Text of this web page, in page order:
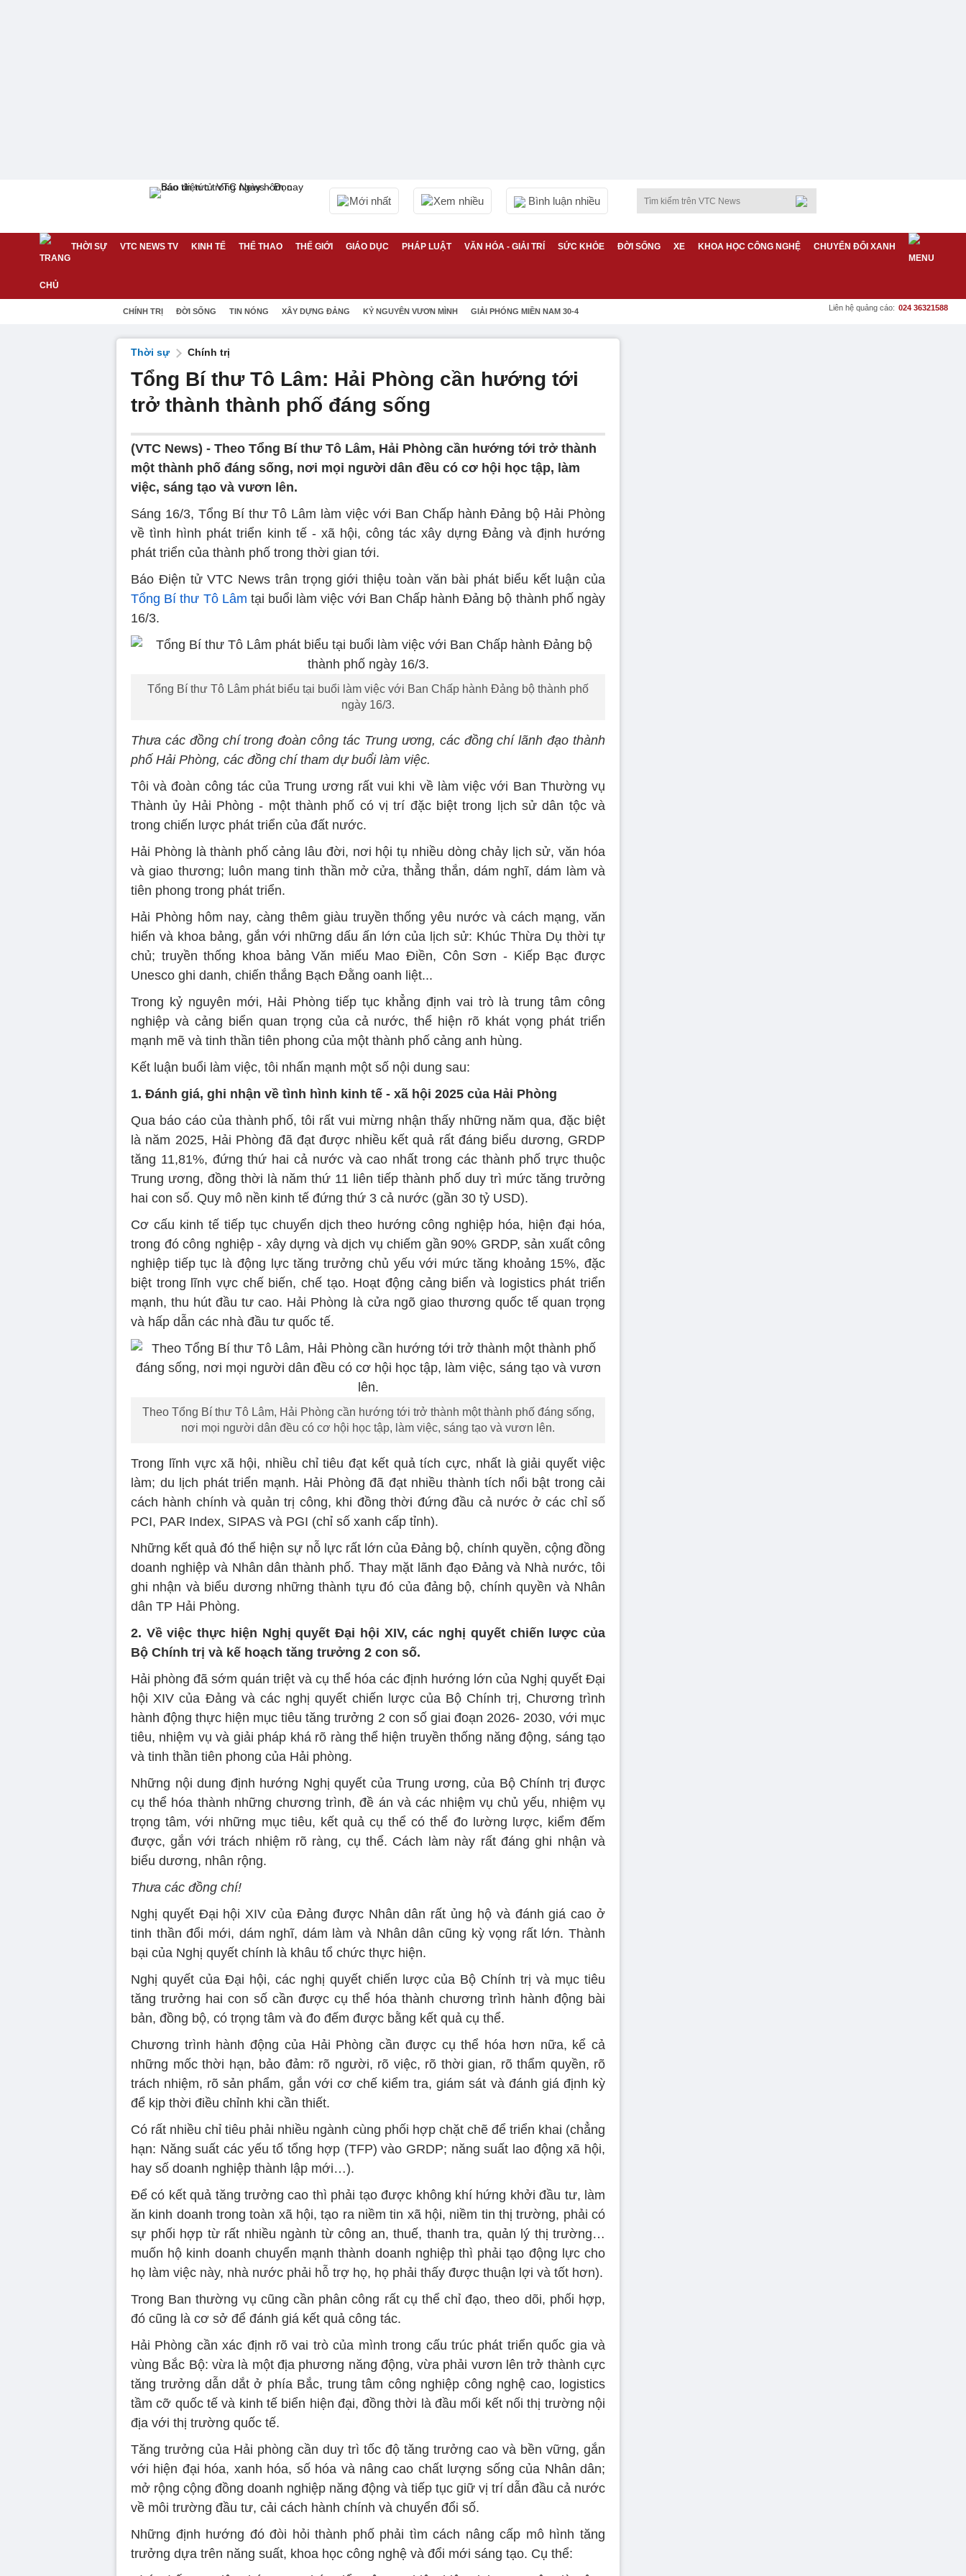
Mới nhất Xem nhiều Bình luận nhiều
THỜI SỰ VTC NEWS TV KINH TẾ THỂ THAO THẾ GIỚI GIÁO DỤC PHÁP LUẬT VĂN HÓA - GIẢI TRÍ SỨC KHỎE ĐỜI SỐNG XE KHOA HỌC CÔNG NGHỆ CHUYỂN ĐỔI XANH
CHÍNH TRỊ ĐỜI SỐNG TIN NÓNG XÂY DỰNG ĐẢNG KỶ NGUYÊN VƯƠN MÌNH GIẢI PHÓNG MIỀN NAM 30-4 Liên hệ quảng cáo: 024 36321588
Thời sự Chính trị
Tổng Bí thư Tô Lâm: Hải Phòng cần hướng tới
trở thành thành phố đáng sống
(VTC News) - Theo Tổng Bí thư Tô Lâm, Hải Phòng cần hướng tới trở thành
một thành phố đáng sống, nơi mọi người dân đều có cơ hội học tập, làm
việc, sáng tạo và vươn lên.
Sáng 16/3, Tổng Bí thư Tô Lâm làm việc với Ban Chấp hành Đảng bộ Hải Phòng
về tình hình phát triển kinh tế - xã hội, công tác xây dựng Đảng và định hướng
phát triển của thành phố trong thời gian tới.
Báo Điện tử VTC News trân trọng giới thiệu toàn văn bài phát biểu kết luận của
Tổng Bí thư Tô Lâm tại buổi làm việc với Ban Chấp hành Đảng bộ thành phố ngày
16/3.
Tổng Bí thư Tô Lâm phát biểu tại buổi làm việc với Ban Chấp hành Đảng bộ thành phố
ngày 16/3.
Thưa các đồng chí trong đoàn công tác Trung ương, các đồng chí lãnh đạo thành
phố Hải Phòng, các đồng chí tham dự buổi làm việc.
Tôi và đoàn công tác của Trung ương rất vui khi về làm việc với Ban Thường vụ
Thành ủy Hải Phòng - một thành phố có vị trí đặc biệt trong lịch sử dân tộc và
trong chiến lược phát triển của đất nước.
Hải Phòng là thành phố cảng lâu đời, nơi hội tụ nhiều dòng chảy lịch sử, văn hóa
và giao thương; luôn mang tinh thần mở cửa, thẳng thắn, dám nghĩ, dám làm và
tiên phong trong phát triển.
Hải Phòng hôm nay, càng thêm giàu truyền thống yêu nước và cách mạng, văn
hiến và khoa bảng, gắn với những dấu ấn lớn của lịch sử: Khúc Thừa Dụ thời tự
chủ; truyền thống khoa bảng Văn miếu Mao Điền, Côn Sơn - Kiếp Bạc được
Unesco ghi danh, chiến thắng Bạch Đằng oanh liệt...
Trong kỷ nguyên mới, Hải Phòng tiếp tục khẳng định vai trò là trung tâm công
nghiệp và cảng biển quan trọng của cả nước, thể hiện rõ khát vọng phát triển
mạnh mẽ và tinh thần tiên phong của một thành phố cảng anh hùng.
Kết luận buổi làm việc, tôi nhấn mạnh một số nội dung sau:
1. Đánh giá, ghi nhận về tình hình kinh tế - xã hội 2025 của Hải Phòng
Qua báo cáo của thành phố, tôi rất vui mừng nhận thấy những năm qua, đặc biệt
là năm 2025, Hải Phòng đã đạt được nhiều kết quả rất đáng biểu dương, GRDP
tăng 11,81%, đứng thứ hai cả nước và cao nhất trong các thành phố trực thuộc
Trung ương, đồng thời là năm thứ 11 liên tiếp thành phố duy trì mức tăng trưởng
hai con số. Quy mô nền kinh tế đứng thứ 3 cả nước (gần 30 tỷ USD).
Cơ cấu kinh tế tiếp tục chuyển dịch theo hướng công nghiệp hóa, hiện đại hóa,
trong đó công nghiệp - xây dựng và dịch vụ chiếm gần 90% GRDP, sản xuất công
nghiệp tiếp tục là động lực tăng trưởng chủ yếu với mức tăng khoảng 15%, đặc
biệt trong lĩnh vực chế biến, chế tạo. Hoạt động cảng biển và logistics phát triển
mạnh, thu hút đầu tư cao. Hải Phòng là cửa ngõ giao thương quốc tế quan trọng
và hấp dẫn các nhà đầu tư quốc tế.
Theo Tổng Bí thư Tô Lâm, Hải Phòng cần hướng tới trở thành một thành phố đáng sống,
nơi mọi người dân đều có cơ hội học tập, làm việc, sáng tạo và vươn lên.
Trong lĩnh vực xã hội, nhiều chỉ tiêu đạt kết quả tích cực, nhất là giải quyết việc
làm; du lịch phát triển mạnh. Hải Phòng đã đạt nhiều thành tích nổi bật trong cải
cách hành chính và quản trị công, khi đồng thời đứng đầu cả nước ở các chỉ số
PCI, PAR Index, SIPAS và PGI (chỉ số xanh cấp tỉnh).
Những kết quả đó thể hiện sự nỗ lực rất lớn của Đảng bộ, chính quyền, cộng đồng
doanh nghiệp và Nhân dân thành phố. Thay mặt lãnh đạo Đảng và Nhà nước, tôi
ghi nhận và biểu dương những thành tựu đó của đảng bộ, chính quyền và Nhân
dân TP Hải Phòng.
2. Về việc thực hiện Nghị quyết Đại hội XIV, các nghị quyết chiến lược của
Bộ Chính trị và kế hoạch tăng trưởng 2 con số.
Hải phòng đã sớm quán triệt và cụ thể hóa các định hướng lớn của Nghị quyết Đại
hội XIV của Đảng và các nghị quyết chiến lược của Bộ Chính trị, Chương trình
hành động thực hiện mục tiêu tăng trưởng 2 con số giai đoạn 2026- 2030, với mục
tiêu, nhiệm vụ và giải pháp khá rõ ràng thể hiện truyền thống năng động, sáng tạo
và tinh thần tiên phong của Hải phòng.
Những nội dung định hướng Nghị quyết của Trung ương, của Bộ Chính trị được
cụ thể hóa thành những chương trình, đề án và các nhiệm vụ chủ yếu, nhiệm vụ
trọng tâm, với những mục tiêu, kết quả cụ thể có thể đo lường lược, kiểm đếm
được, gắn với trách nhiệm rõ ràng, cụ thể. Cách làm này rất đáng ghi nhận và
biểu dương, nhân rộng.
Thưa các đồng chí!
Nghị quyết Đại hội XIV của Đảng được Nhân dân rất ủng hộ và đánh giá cao ở
tinh thần đổi mới, dám nghĩ, dám làm và Nhân dân cũng kỳ vọng rất lớn. Thành
bại của Nghị quyết chính là khâu tổ chức thực hiện.
Nghị quyết của Đại hội, các nghị quyết chiến lược của Bộ Chính trị và mục tiêu
tăng trưởng hai con số cần được cụ thể hóa thành chương trình hành động bài
bản, đồng bộ, có trọng tâm và đo đếm được bằng kết quả cụ thể.
Chương trình hành động của Hải Phòng cần được cụ thể hóa hơn nữa, kể cả
những mốc thời hạn, bảo đảm: rõ người, rõ việc, rõ thời gian, rõ thẩm quyền, rõ
trách nhiệm, rõ sản phẩm, gắn với cơ chế kiểm tra, giám sát và đánh giá định kỳ
để kịp thời điều chỉnh khi cần thiết.
Có rất nhiều chỉ tiêu phải nhiều ngành cùng phối hợp chặt chẽ để triển khai (chẳng
hạn: Năng suất các yếu tố tổng hợp (TFP) vào GRDP; năng suất lao động xã hội,
hay số doanh nghiệp thành lập mới…).
Để có kết quả tăng trưởng cao thì phải tạo được không khí hứng khởi đầu tư, làm
ăn kinh doanh trong toàn xã hội, tạo ra niềm tin xã hội, niềm tin thị trường, phải có
sự phối hợp từ rất nhiều ngành từ công an, thuế, thanh tra, quản lý thị trường…
muốn hộ kinh doanh chuyển mạnh thành doanh nghiệp thì phải tạo động lực cho
họ làm việc này, nhà nước phải hỗ trợ họ, họ phải thấy được thuận lợi và tốt hơn).
Trong Ban thường vụ cũng cần phân công rất cụ thể chỉ đạo, theo dõi, phối hợp,
đó cũng là cơ sở để đánh giá kết quả công tác.
Hải Phòng cần xác định rõ vai trò của mình trong cấu trúc phát triển quốc gia và
vùng Bắc Bộ: vừa là một địa phương năng động, vừa phải vươn lên trở thành cực
tăng trưởng dẫn dắt ở phía Bắc, trung tâm công nghiệp công nghệ cao, logistics
tầm cỡ quốc tế và kinh tế biển hiện đại, đồng thời là đầu mối kết nối thị trường nội
địa với thị trường quốc tế.
Tăng trưởng của Hải phòng cần duy trì tốc độ tăng trưởng cao và bền vững, gắn
với hiện đại hóa, xanh hóa, số hóa và nâng cao chất lượng sống của Nhân dân;
mở rộng cộng đồng doanh nghiệp năng động và tiếp tục giữ vị trí dẫn đầu cả nước
về môi trường đầu tư, cải cách hành chính và chuyển đổi số.
Những định hướng đó đòi hỏi thành phố phải tìm cách nâng cấp mô hình tăng
trưởng dựa trên năng suất, khoa học công nghệ và đổi mới sáng tạo. Cụ thể: